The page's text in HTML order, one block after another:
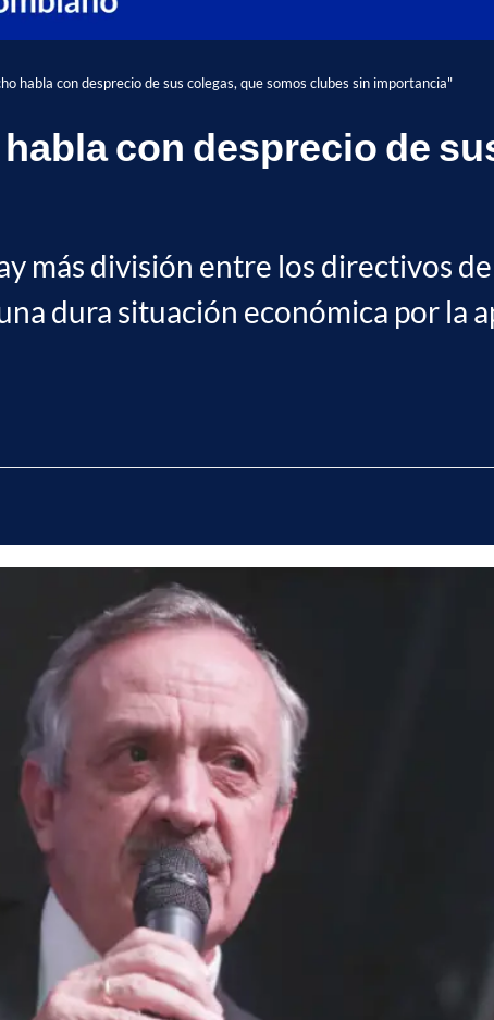
habla con desprecio de sus colegas, que somos clubes sin importancia"
con desprecio de
más división entre los directivos
dura situación económica por la